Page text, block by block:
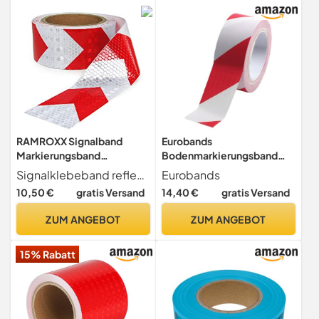
RAMROXX Signalband
Markierungsband
Absperrband selbstklebend
reflektierend rot weiß 20m
Signalklebeband reflektierend selbstklebend Muster Pfeilmuster Farbe rot weiß Breite 5 cm Länge 20 Meter (Sie erhalten 2 Rollen a 10 Meter) Hochwertig und sehr robust Durch die selbstklebende Rückseite einfach und schnell anzubringen Zusätzliche Sicherheit durch die reflektierende Oberfläche - dadurch auch nachts beim Anleuchten sehr gut erkennbar Ideal zum markieren von Gefahren- und Unfallstellen, Hindernissen, Treppenkanten, u.s.w.
10,50 € gratis Versand
ZUM ANGEBOT
Eurobands
Bodenmarkierungsband
Weiß/Rot 50mmx33m –
PVC Klebeband stark
haftend für Lager,
Gefahren Markierungs
1BL23.49.0050/033A
Eurobands
14,40 € gratis Versand
ZUM ANGEBOT
15% Rabatt